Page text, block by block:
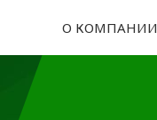
О КОМПАНИИ